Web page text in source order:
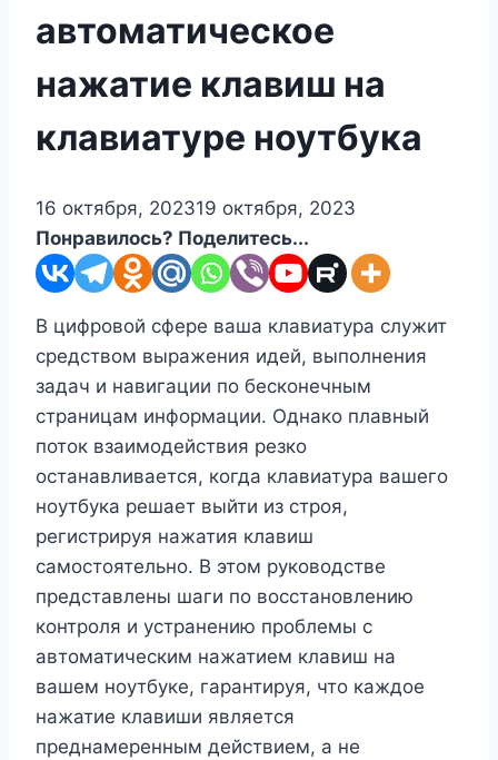
автоматическое
нажатие клавиш на
клавиатуре ноутбука
16 октября, 202319 октября, 2023
Понравилось? Поделитесь...
В цифровой сфере ваша клавиатура служит
средством выражения идей, выполнения
задач и навигации по бесконечным
страницам информации. Однако плавный
поток взаимодействия резко
останавливается, когда клавиатура вашего
ноутбука решает выйти из строя,
регистрируя нажатия клавиш
самостоятельно. В этом руководстве
представлены шаги по восстановлению
контроля и устранению проблемы с
автоматическим нажатием клавиш на
вашем ноутбуке, гарантируя, что каждое
нажатие клавиши является
преднамеренным действием, а не